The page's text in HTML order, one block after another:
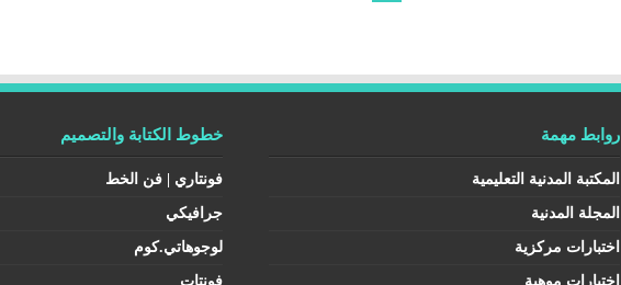
روابط مهمة
المكتبة المدنية التعليمية
المجلة المدنية
اختبارات مركزية
اختبارات موهبة
خطوط الكتابة والتصميم
فونتاري | فن الخط
جرافيكي
لوجوهاتي.كوم
فونتات